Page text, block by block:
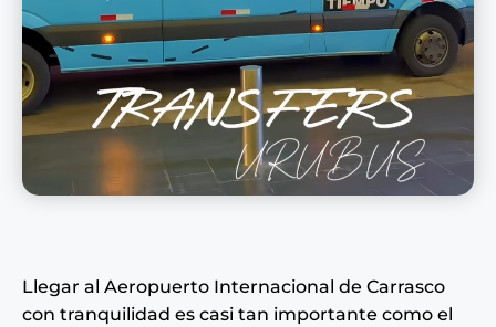
Llegar al Aeropuerto Internacional de Carrasco
con tranquilidad es casi tan importante como el